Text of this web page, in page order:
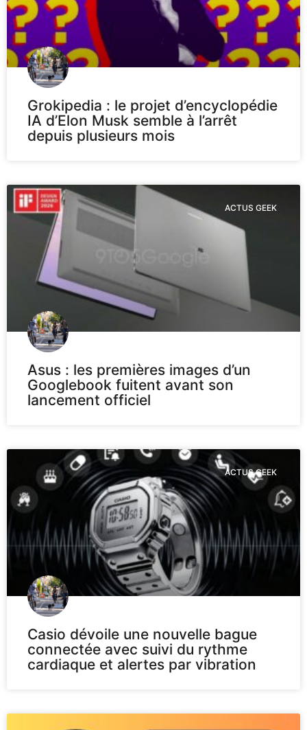
Grokipedia : le projet d’encyclopédie
IA d’Elon Musk semble à l’arrêt
depuis plusieurs mois
ACTUS GEEK
Asus : les premières images d’un
Googlebook fuitent avant son
lancement officiel
ACTUS GEEK
Casio dévoile une nouvelle bague
connectée avec suivi du rythme
cardiaque et alertes par vibration